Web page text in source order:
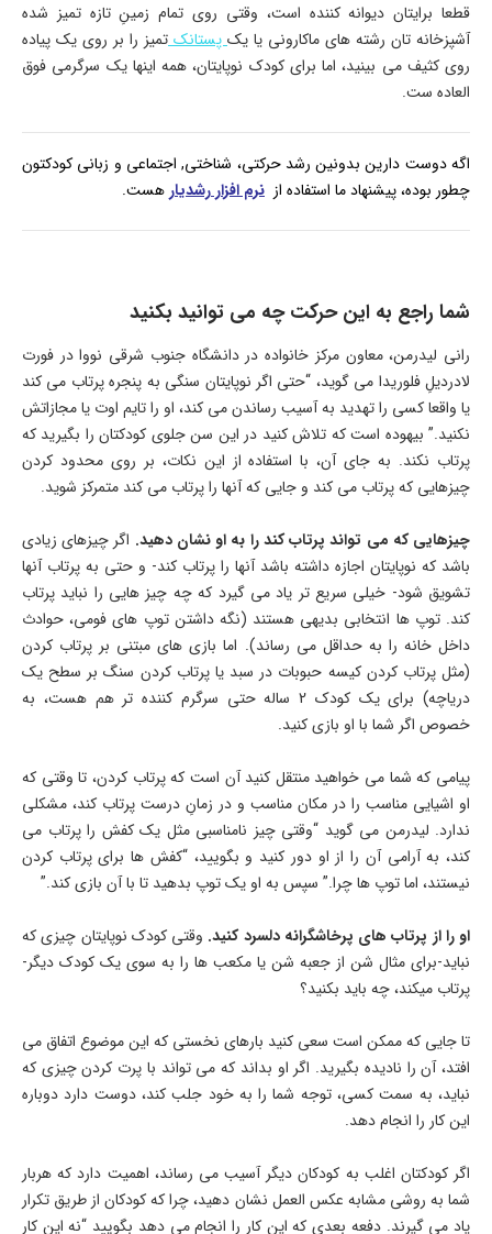
قطعا برایتان دیوانه کننده است، وقتی روی تمام زمینِ تازه تمیز شده
آشپزخانه تان رشته های ماکارونی یا یکپستانکتمیز را بر روی یک پیاده
روی کثیف می بینید، اما برای کودک نوپایتان، همه اینها یک سرگرمی فوق
العاده ست.
اگه دوست دارین بدونین رشد حرکتی، شناختی, اجتماعی و زبانی کودکتون
چطور بوده، پیشنهاد ما استفاده از نرم افزار رشدیار هست.
شما راجع به این حرکت چه می توانید بکنید
رانی لیدرمن، معاون مرکز خانواده در دانشگاه جنوب شرقی نووا در فورت
لادردیلِ فلوریدا می گوید، “حتی اگر نوپایتان سنگی به پنجره پرتاب می کند
یا واقعا کسی را تهدید به آسیب رساندن می کند، او را تایم اوت یا مجازاتش
نکنید.” بیهوده است که تلاش کنید در این سن جلوی کودکتان را بگیرید که
پرتاب نکند. به جای آن، با استفاده از این نکات، بر روی محدود کردن
چیزهایی که پرتاب می کند و جایی که آنها را پرتاب می کند متمرکز شوید.
چیزهایی که می تواند پرتاب کند را به او نشان دهید. اگر چیزهای زیادی
باشد که نوپایتان اجازه داشته باشد آنها را پرتاب کند- و حتی به پرتاب آنها
تشویق شود- خیلی سریع تر یاد می گیرد که چه چیز هایی را نباید پرتاب
کند. توپ ها انتخابی بدیهی هستند (نگه داشتن توپ های فومی، حوادث
داخل خانه را به حداقل می رساند). اما بازی های مبتنی بر پرتاب کردن
(مثل پرتاب کردن کیسه حبوبات در سبد یا پرتاب کردن سنگ بر سطح یک
دریاچه) برای یک کودک 2 ساله حتی سرگرم کننده تر هم هست، به
خصوص اگر شما با او بازی کنید.
پیامی که شما می خواهید منتقل کنید آن است که پرتاب کردن، تا وقتی که
او اشیایی مناسب را در مکان مناسب و در زمانِ درست پرتاب کند، مشکلی
ندارد. لیدرمن می گوید “وقتی چیز نامناسبی مثل یک کفش را پرتاب می
کند، به آرامی آن را از او دور کنید و بگویید، “کفش ها برای پرتاب کردن
نیستند، اما توپ ها چرا.” سپس به او یک توپ بدهید تا با آن بازی کند.”
او را از پرتاب های پرخاشگرانه دلسرد کنید. وقتی کودک نوپایتان چیزی که
نباید-برای مثال شن از جعبه شن یا مکعب ها را به سوی یک کودک دیگر-
پرتاب میکند، چه باید بکنید؟
تا جایی که ممکن است سعی کنید بارهای نخستی که این موضوع اتفاق می
افتد، آن را نادیده بگیرید. اگر او بداند که می تواند با پرت کردن چیزی که
نباید، به سمت کسی، توجه شما را به خود جلب کند، دوست دارد دوباره
این کار را انجام دهد.
اگر کودکتان اغلب به کودکان دیگر آسیب می رساند، اهمیت دارد که هربار
شما به روشی مشابه عکس العمل نشان دهید، چرا که کودکان از طریق تکرار
یاد می گیرند. دفعه بعدی که این کار را انجام می دهد بگویید “نه این کار